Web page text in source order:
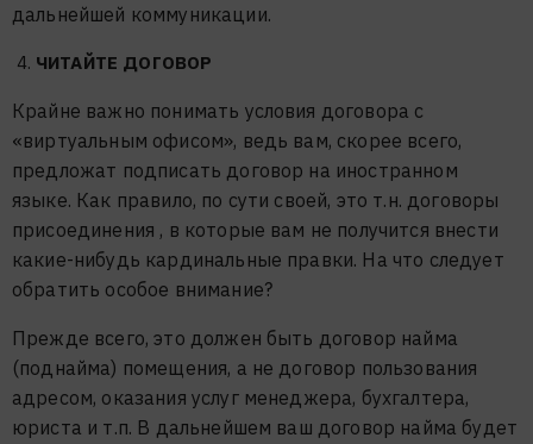
дальнейшей коммуникации.
ЧИТАЙТЕ ДОГОВОР
Крайне важно понимать условия договора с
«виртуальным офисом», ведь вам, скорее всего,
предложат подписать договор на иностранном
языке. Как правило, по сути своей, это т.н. договоры
присоединения , в которые вам не получится внести
какие-нибудь кардинальные правки. На что следует
обратить особое внимание?
Прежде всего, это должен быть договор найма
(поднайма) помещения, а не договор пользования
адресом, оказания услуг менеджера, бухгалтера,
юриста и т.п. В дальнейшем ваш договор найма будет